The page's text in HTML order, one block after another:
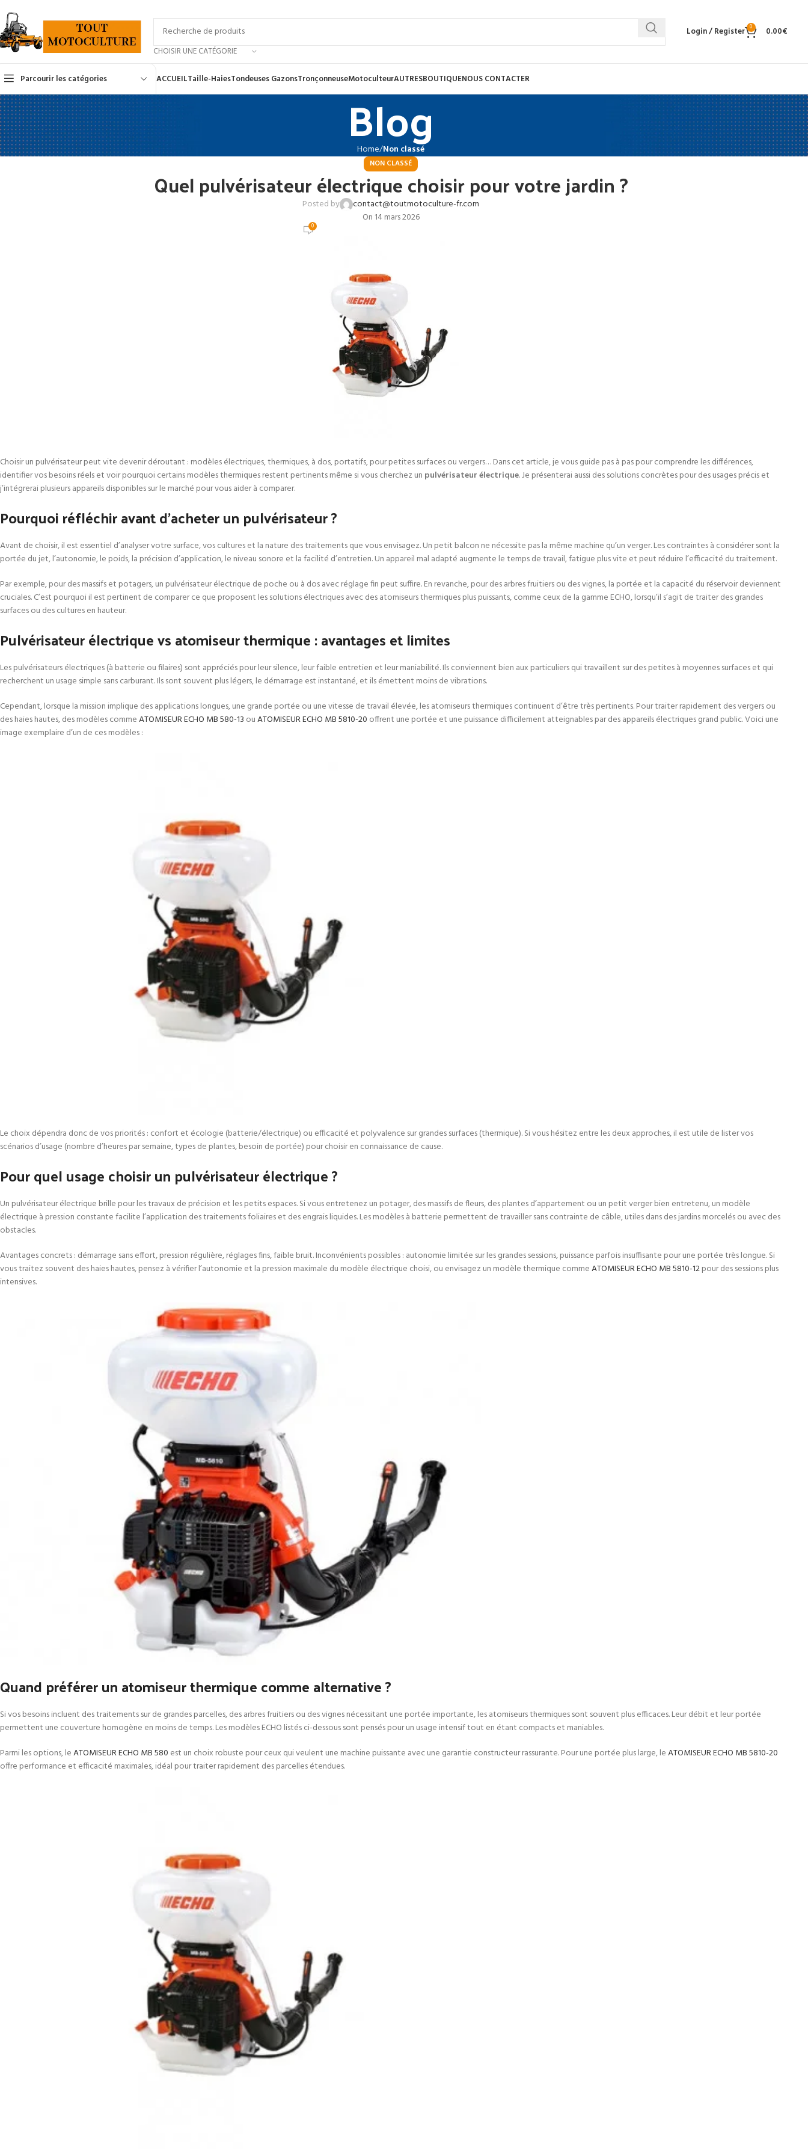
CHOISIR UNE CATÉGORIE
Login / Register 0 0.00€
Parcourir les catégories ACCUEILTaille-HaiesTondeuses GazonsTronçonneuseMotoculteurAUTRESBOUTIQUENOUS CONTACTER
Blog
Home Non classé
NON CLASSÉ
Quel pulvérisateur électrique choisir pour votre jardin ?
Posted by
contact@toutmotoculture-fr.com
On 14 mars 2026
0
Choisir un pulvérisateur peut vite devenir déroutant : modèles électriques, thermiques, à dos, portatifs, pour petites surfaces ou vergers… Dans cet article, je vous guide pas à pas pour comprendre les différences,
identifier vos besoins réels et voir pourquoi certains modèles thermiques restent pertinents même si vous cherchez un pulvérisateur électrique. Je présenterai aussi des solutions concrètes pour des usages précis et
j’intégrerai plusieurs appareils disponibles sur le marché pour vous aider à comparer.
Pourquoi réfléchir avant d’acheter un pulvérisateur ?
Avant de choisir, il est essentiel d’analyser votre surface, vos cultures et la nature des traitements que vous envisagez. Un petit balcon ne nécessite pas la même machine qu’un verger. Les contraintes à considérer sont la
portée du jet, l’autonomie, le poids, la précision d’application, le niveau sonore et la facilité d’entretien. Un appareil mal adapté augmente le temps de travail, fatigue plus vite et peut réduire l’efficacité du traitement.
Par exemple, pour des massifs et potagers, un pulvérisateur électrique de poche ou à dos avec réglage fin peut suffire. En revanche, pour des arbres fruitiers ou des vignes, la portée et la capacité du réservoir deviennent
cruciales. C’est pourquoi il est pertinent de comparer ce que proposent les solutions électriques avec des atomiseurs thermiques plus puissants, comme ceux de la gamme ECHO, lorsqu’il s’agit de traiter des grandes
surfaces ou des cultures en hauteur.
Pulvérisateur électrique vs atomiseur thermique : avantages et limites
Les pulvérisateurs électriques (à batterie ou filaires) sont appréciés pour leur silence, leur faible entretien et leur maniabilité. Ils conviennent bien aux particuliers qui travaillent sur des petites à moyennes surfaces et qui
recherchent un usage simple sans carburant. Ils sont souvent plus légers, le démarrage est instantané, et ils émettent moins de vibrations.
Cependant, lorsque la mission implique des applications longues, une grande portée ou une vitesse de travail élevée, les atomiseurs thermiques continuent d’être très pertinents. Pour traiter rapidement des vergers ou
des haies hautes, des modèles commeATOMISEUR ECHO MB 580-13 ouATOMISEUR ECHO MB 5810-20 offrent une portée et une puissance difficilement atteignables par des appareils électriques grand public. Voici une
image exemplaire d’un de ces modèles :
Le choix dépendra donc de vos priorités : confort et écologie (batterie/électrique) ou efficacité et polyvalence sur grandes surfaces (thermique). Si vous hésitez entre les deux approches, il est utile de lister vos
scénarios d’usage (nombre d’heures par semaine, types de plantes, besoin de portée) pour choisir en connaissance de cause.
Pour quel usage choisir un pulvérisateur électrique ?
Un pulvérisateur électrique brille pour les travaux de précision et les petits espaces. Si vous entretenez un potager, des massifs de fleurs, des plantes d’appartement ou un petit verger bien entretenu, un modèle
électrique à pression constante facilite l’application des traitements foliaires et des engrais liquides. Les modèles à batterie permettent de travailler sans contrainte de câble, utiles dans des jardins morcelés ou avec des
obstacles.
Avantages concrets : démarrage sans effort, pression régulière, réglages fins, faible bruit. Inconvénients possibles : autonomie limitée sur les grandes sessions, puissance parfois insuffisante pour une portée très longue. Si
vous traitez souvent des haies hautes, pensez à vérifier l’autonomie et la pression maximale du modèle électrique choisi, ou envisagez un modèle thermique commeATOMISEUR ECHO MB 5810-12pour des sessions plus
intensives.
Quand préférer un atomiseur thermique comme alternative ?
Si vos besoins incluent des traitements sur de grandes parcelles, des arbres fruitiers ou des vignes nécessitant une portée importante, les atomiseurs thermiques sont souvent plus efficaces. Leur débit et leur portée
permettent une couverture homogène en moins de temps. Les modèles ECHO listés ci-dessous sont pensés pour un usage intensif tout en étant compacts et maniables.
Parmi les options, leATOMISEUR ECHO MB 580 est un choix robuste pour ceux qui veulent une machine puissante avec une garantie constructeur rassurante. Pour une portée plus large, leATOMISEUR ECHO MB 5810-20
offre performance et efficacité maximales, idéal pour traiter rapidement des parcelles étendues.